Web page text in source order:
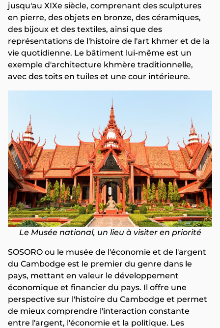
jusqu'au XIXe siècle, comprenant des sculptures
en pierre, des objets en bronze, des céramiques,
des bijoux et des textiles, ainsi que des
représentations de l'histoire de l'art khmer et de la
vie quotidienne. Le bâtiment lui-même est un
exemple d'architecture khmère traditionnelle,
avec des toits en tuiles et une cour intérieure.
Le Musée national, un lieu à visiter en priorité
SOSORO ou le musée de l'économie et de l'argent
du Cambodge est le premier du genre dans le
pays, mettant en valeur le développement
économique et financier du pays. Il offre une
perspective sur l'histoire du Cambodge et permet
de mieux comprendre l'interaction constante
entre l'argent, l'économie et la politique. Les